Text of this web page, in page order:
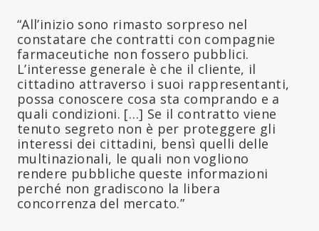
“All’inizio sono rimasto sorpreso nel
constatare che contratti con compagnie
farmaceutiche non fossero pubblici.
L’interesse generale è che il cliente, il
cittadino attraverso i suoi rappresentanti,
possa conoscere cosa sta comprando e a
quali condizioni. […] Se il contratto viene
tenuto segreto non è per proteggere gli
interessi dei cittadini, bensì quelli delle
multinazionali, le quali non vogliono
rendere pubbliche queste informazioni
perché non gradiscono la libera
concorrenza del mercato.”